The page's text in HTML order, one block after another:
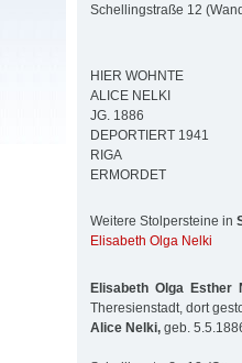
Schellingstraße 12
HIER WOHNTE
ALICE NELKI
JG. 1886
DEPORTIERT 1941
RIGA
ERMORDET
Weitere Stolpersteine in
Elisabeth Olga Nelki
Elisabeth Olga Esther
Theresienstadt, dort
Alice Nelki, geb.